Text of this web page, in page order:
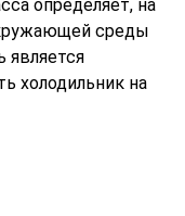
определяет, на
среды
является
холодильник на